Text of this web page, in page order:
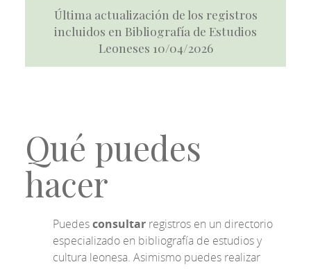
Última actualización de los registros
incluidos en Bibliografía de Estudios
Leoneses 10/04/2026
Qué puedes
hacer
Puedesconsultar registros en un directorio
especializado en bibliografía de estudios y
cultura leonesa. Asimismo puedes realizar